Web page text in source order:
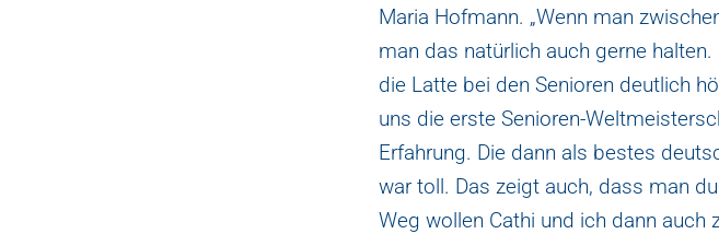
Maria Hofmann. „Wenn man
man das natürlich auch gerne
die Latte bei den Senioren deutlich
uns die erste Senioren-
Erfahrung. Die dann als bestes
war toll. Das zeigt auch, dass man
Weg wollen Cathi und ich dann auch